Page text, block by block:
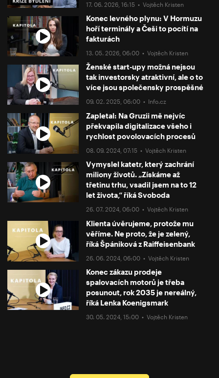
17. 06. 2026, 16:15 •Vojtěch Kristen
Konec levného plynu: V Hormuzu
hoří terminály a Češi to pocítí na
fakturách
13. 05. 2026, 06:00 •Vojtěch Kristen
Ženské start-upy možná nejsou
tak investorsky atraktivní, ale o to
více jsou společensky prospěšné
09. 02. 2025, 06:00 • Info.cz
Zapletal: Na Gruzii mě nejvíc
překvapila digitalizace všeho i
rychlost povolovacích procesů
08. 09. 2024, 07:15 •Vojtěch Kristen
Vymyslel katetr, který zachrání
miliony životů. „Získáme až
třetinu trhu, vsadil jsem na to 12
let života,“ říká Svoboda
26. 07. 2024, 06:00 •Vojtěch Kristen
Klienta úvěrujeme, protože mu
věříme. Ne proto, že je zelený,
říká Špániková z Raiffeisenbank
26. 06. 2024, 06:00 •Vojtěch Kristen
Konec zákazu prodeje
spalovacích motorů je třeba
posunout, rok 2035 je nereálný,
říká Lenka Koenigsmark
30. 05. 2024, 15:00 •Vojtěch Kristen